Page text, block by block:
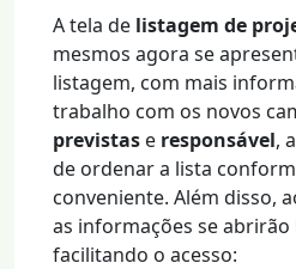
A tela de listagem de
mesmos agora se
listagem, com mais
trabalho com os novos
previstas e responsável,
de ordenar a lista
conveniente. Além disso,
as informações se
facilitando o acesso: